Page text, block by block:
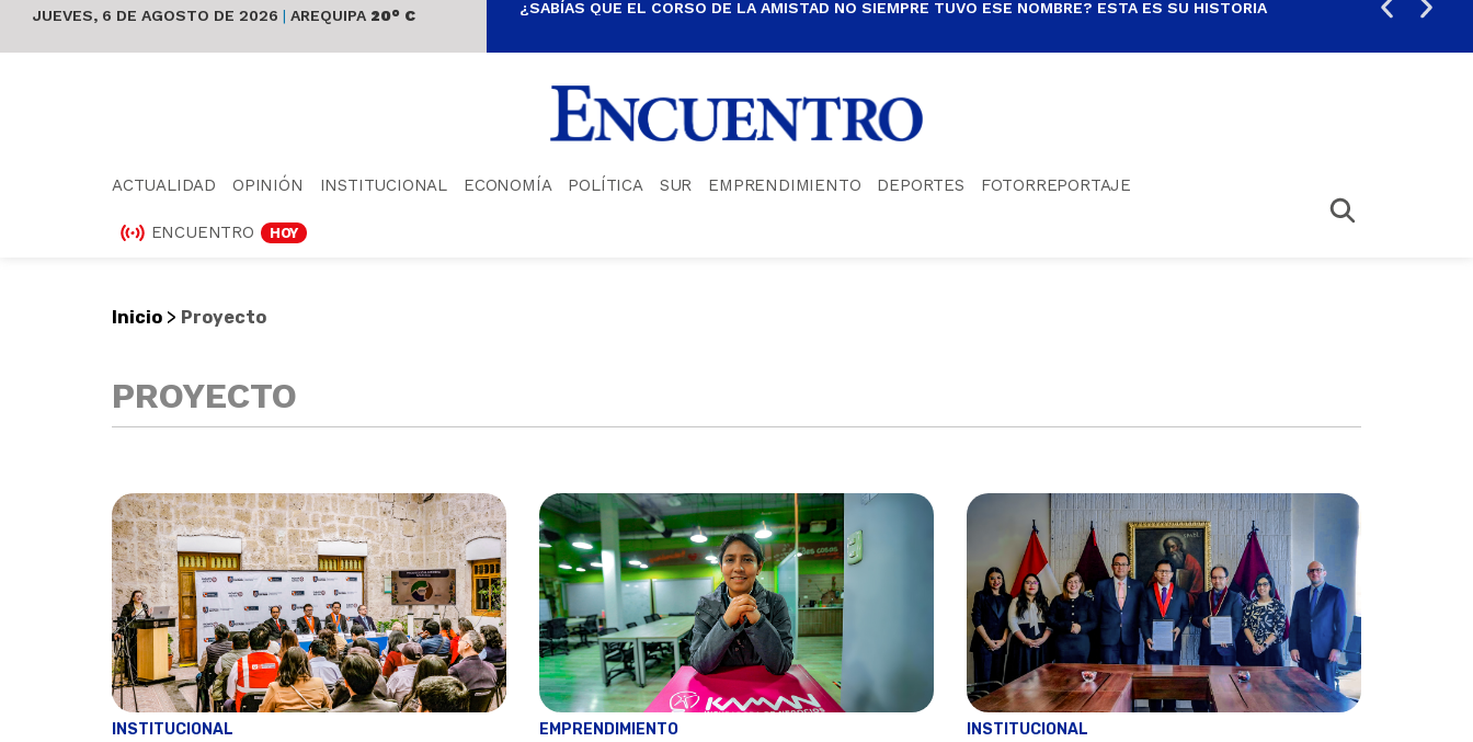
JUEVES, 6 DE AGOSTO DE 2026 | AREQUIPA 20° C ¿SABÍAS QUE EL CORSO DE LA AMISTAD NO SIEMPRE TUVO ESE NOMBRE? ESTA ES SU HISTORIA
ACTUALIDAD OPINIÓN INSTITUCIONAL ECONOMÍA POLÍTICA SUR EMPRENDIMIENTO DEPORTES FOTORREPORTAJE
ENCUENTRO HOY
Inicio > Proyecto
PROYECTO
INSTITUCIONAL EMPRENDIMIENTO INSTITUCIONAL